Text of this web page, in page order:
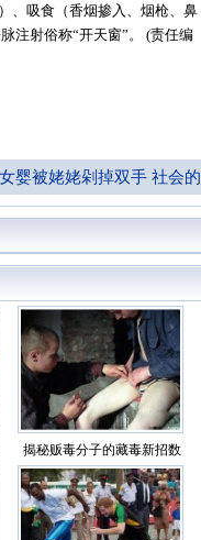
、吸食（香烟掺入、烟枪、鼻
注射俗称“开天窗”。 (责任编
婴被姥姥剁掉双手 社会的
揭秘贩毒分子的藏毒新招数
无奇不有（图）